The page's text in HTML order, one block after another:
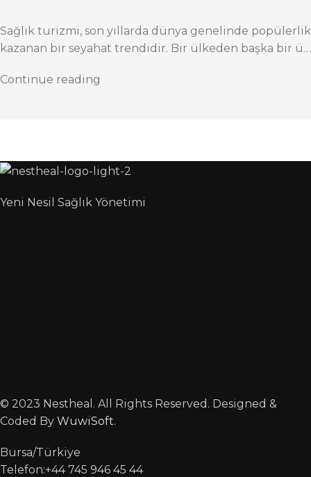
Sağlık turizmi, son yıllarda dünya genelinde popülerlik
kazanan bir seyahat trendidir. Bir ülkeden başka bir ü…
Continue reading
Yeni Nesil Sağlık Yönetimi
© 2023 Nestheal. All Rights Reserved. Designed &
Coded By WuwiSoft.
Bursa/Türkiye
Telefon:+44 745 946 45 44